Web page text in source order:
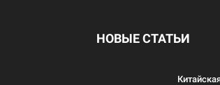
НОВЫЕ СТАТЬИ